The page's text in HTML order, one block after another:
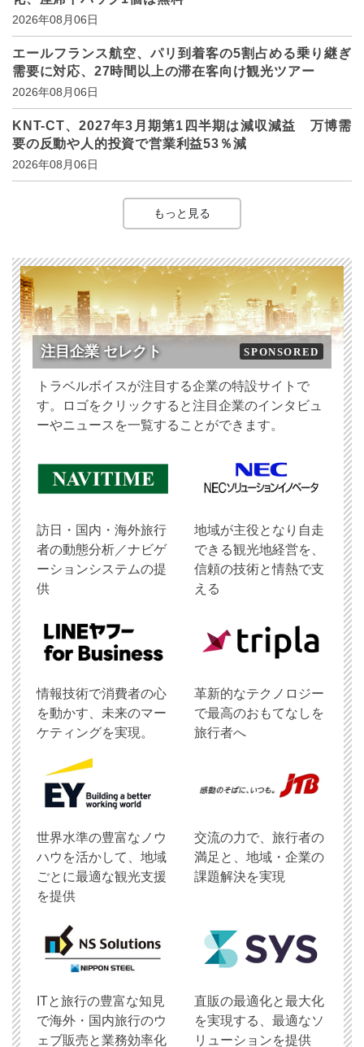
2026年08月06日
エールフランス航空、パリ到着客の5割占める乗り継ぎ
需要に対応、27時間以上の滞在客向け観光ツアー
2026年08月06日
KNT-CT、2027年3月期第1四半期は減収減益 万博需
要の反動や人的投資で営業利益53％減
2026年08月06日
もっと見る
注目企業 セレクト SPONSORED
トラベルボイスが注目する企業の特設サイトで
す。ロゴをクリックすると注目企業のインタビュ
ーやニュースを一覧することができます。
訪日・国内・海外旅行
者の動態分析／ナビゲ
ーションシステムの提
供
地域が主役となり自走
できる観光地経営を、
信頼の技術と情熱で支
える
情報技術で消費者の心
を動かす、未来のマー
ケティングを実現。
革新的なテクノロジー
で最高のおもてなしを
旅行者へ
世界水準の豊富なノウ
ハウを活かして、地域
ごとに最適な観光支援
を提供
交流の力で、旅行者の
満足と、地域・企業の
課題解決を実現
ITと旅行の豊富な知見
で海外・国内旅行のウ
ェブ販売と業務効率化
直販の最適化と最大化
を実現する、最適なソ
リューションを提供